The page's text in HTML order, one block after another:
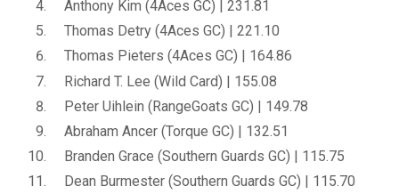
Anthony Kim (4Aces GC) | 231.81
Thomas Detry (4Aces GC) | 221.10
Thomas Pieters (4Aces GC) | 164.86
Richard T. Lee (Wild Card) | 155.08
Peter Uihlein (RangeGoats GC) | 149.78
Abraham Ancer (Torque GC) | 132.51
Branden Grace (Southern Guards GC) | 115.75
Dean Burmester (Southern Guards GC) | 115.70